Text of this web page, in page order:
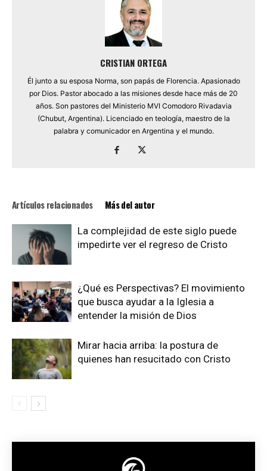
CRISTIAN ORTEGA
Él junto a su esposa Norma, son papás de Florencia. Apasionado
por Dios. Pastor abocado a las misiones desde hace más de 20
años. Son pastores del Ministerio MVI Comodoro Rivadavia
(Chubut, Argentina). Licenciado en teología, maestro de la
palabra y comunicador en Argentina y el mundo.
Artículos relacionados Más del autor
La complejidad de este siglo puede
impedirte ver el regreso de Cristo
¿Qué es Perspectivas? El movimiento
que busca ayudar a la Iglesia a
entender la misión de Dios
Mirar hacia arriba: la postura de
quienes han resucitado con Cristo